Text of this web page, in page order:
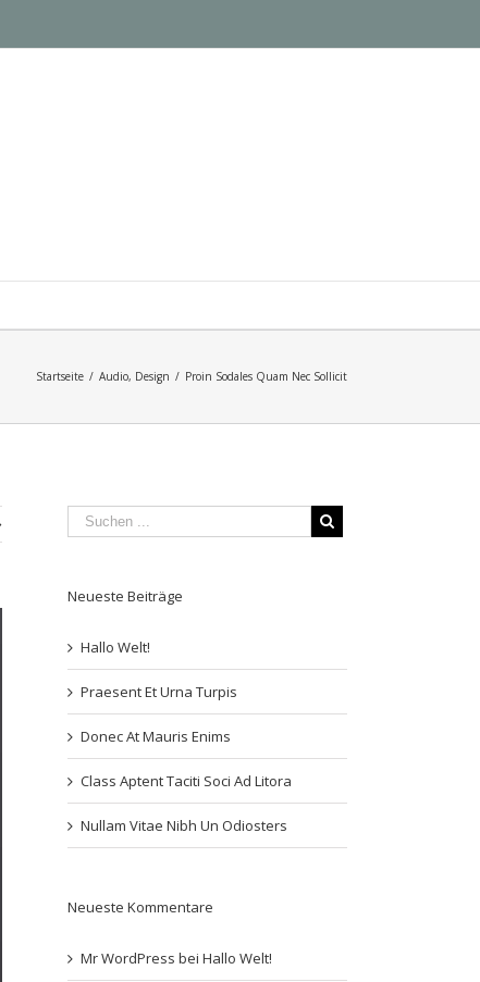
Startseite / Audio, Design / Proin Sodales Quam Nec Sollicit
Neueste Beiträge
Hallo Welt!
Praesent Et Urna Turpis
Donec At Mauris Enims
Class Aptent Taciti Soci Ad Litora
Nullam Vitae Nibh Un Odiosters
Neueste Kommentare
Mr WordPress bei Hallo Welt!